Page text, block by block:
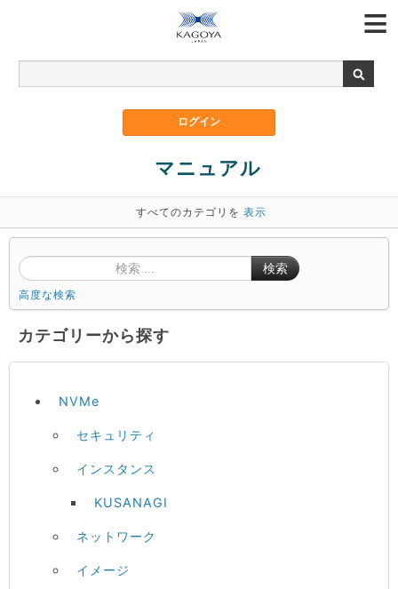
マニュアル
すべてのカテゴリを 表示
検索
高度な検索
カテゴリーから探す
NVMe
セキュリティ
インスタンス
KUSANAGI
ネットワーク
イメージ